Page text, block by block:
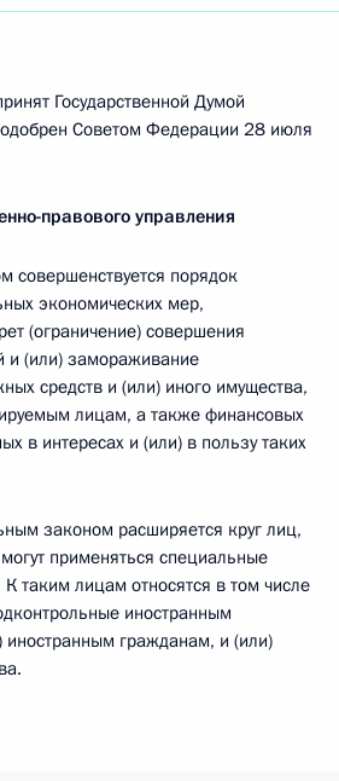
Государственной Думой
Советом Федерации 28 июля
правового управления
порядок
экономических мер,
(ограничение) совершения
и (или) замораживание
средств и (или) иного имущества,
лицам, а также финансовых
в интересах и (или) в пользу таких
законом расширяется круг лиц,
применяться специальные
таким лицам относятся в том числе
иностранным
иностранным гражданам, и (или)